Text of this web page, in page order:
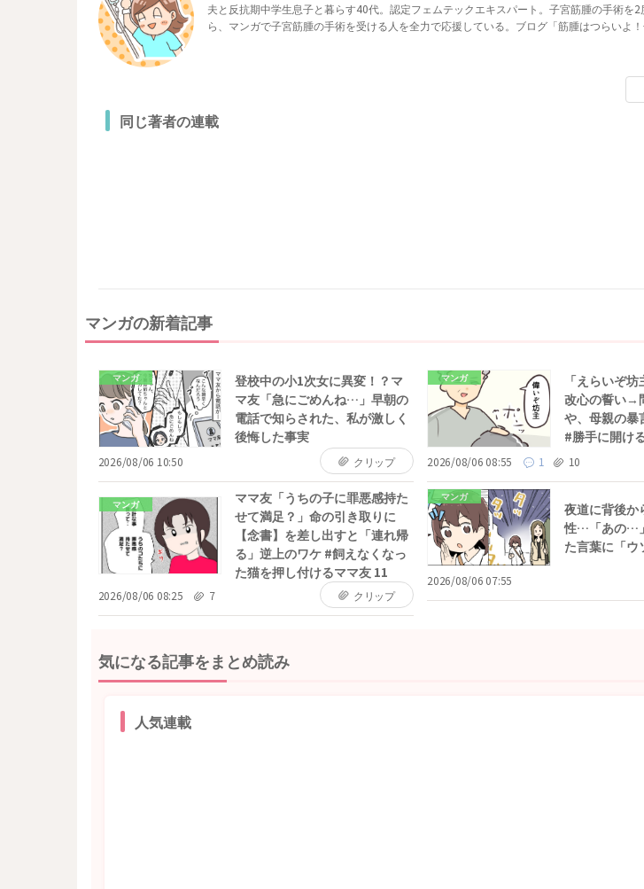
夫と反抗期中学生息子と暮らす40代。認定フェムテックエキスパート。子宮筋腫の手術を
ら、マンガで子宮筋腫の手術を受ける人を全力で応援している。ブログ「筋腫はつらいよ
同じ著者の連載
マンガの新着記事
マンガ
登校中の小1次女に異変！？マ
マ友「急にごめんね…」早朝の
電話で知らされた、私が激しく
後悔した事実
2026/08/06 10:50 クリップ
マンガ
「えらいぞ
改心の誓い→
や、母親の暴
#勝手に開け
2026/08/06 08:55 1 10
マンガ
ママ友「うちの子に罪悪感持た
せて満足？」命の引き取りに
【念書】を差し出すと「連れ帰
る」逆上のワケ #飼えなくなっ
た猫を押し付けるママ友 11
2026/08/06 08:25 7 クリップ
マンガ
夜道に背後か
性…「あの…
た言葉に「ウ
2026/08/06 07:55
気になる記事をまとめ読み
人気連載